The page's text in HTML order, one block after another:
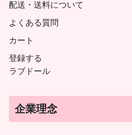
配送・送料について
よくある質問
カート
登録する
ラブドール
企業理念